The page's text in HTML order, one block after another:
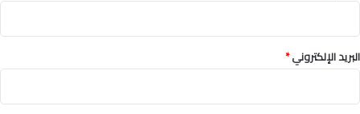
البريد الإلكتروني*